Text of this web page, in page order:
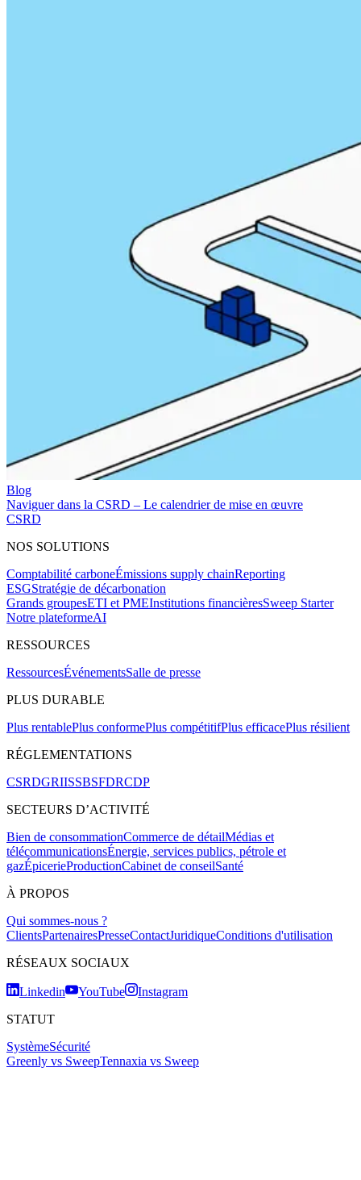
Blog
Naviguer dans la CSRD – Le calendrier de mise en œuvre
CSRD
NOS SOLUTIONS
Comptabilité carboneÉmissions supply chainReporting
ESGStratégie de décarbonation
Grands groupesETI et PMEInstitutions financièresSweep Starter
Notre plateformeAI
RESSOURCES
RessourcesÉvénementsSalle de presse
PLUS DURABLE
Plus rentablePlus conformePlus compétitifPlus efficacePlus résilient
RÉGLEMENTATIONS
CSRDGRIISSBSFDRCDP
SECTEURS D’ACTIVITÉ
Bien de consommationCommerce de détailMédias et
télécommunicationsÉnergie, services publics, pétrole et
gazÉpicerieProductionCabinet de conseilSanté
À PROPOS
Qui sommes-nous ?
ClientsPartenairesPresseContactJuridiqueConditions d'utilisation
RÉSEAUX SOCIAUX
Linkedin YouTube
Instagram
STATUT
SystèmeSécurité
Greenly vs SweepTennaxia vs Sweep